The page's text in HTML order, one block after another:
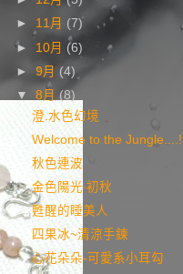
► 11月 (7)
► 10月 (6)
►9月 (4)
▼8月(8)
澄.水色幻境
Welcome to the Jungle....!
秋色連波
金色陽光‧初秋
甦醒的睡美人
四果冰~清涼手鍊
心花朵朵-可愛系小耳勾